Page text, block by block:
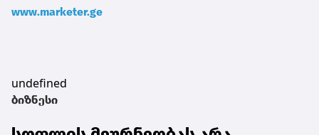
www.marketer.ge
undefined
ბიზნესი